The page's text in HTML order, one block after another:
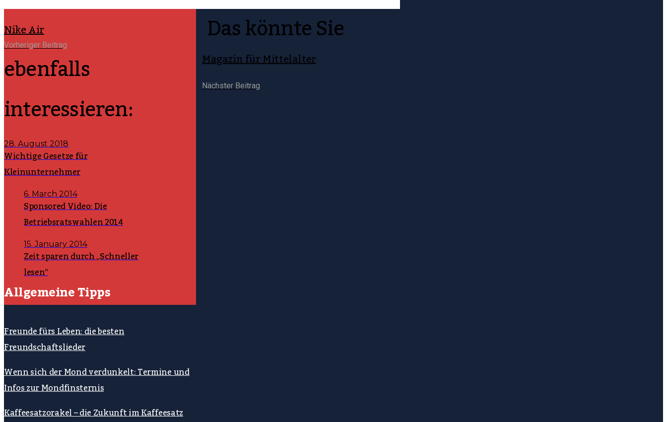
Nike Air
Vorheriger Beitrag
Magazin für Mittelalter
Nächster Beitrag
Das könnte Sie
ebenfalls
interessieren:
28. August 2018
Wichtige Gesetze für
Kleinunternehmer
6. March 2014
Sponsored Video: Die
Betriebsratswahlen 2014
15. January 2014
Zeit sparen durch „Schneller
lesen“
Allgemeine Tipps
Freunde fürs Leben: die besten
Freundschaftslieder
Wenn sich der Mond verdunkelt: Termine und
Infos zur Mondfinsternis
Kaffeesatzorakel – die Zukunft im Kaffeesatz